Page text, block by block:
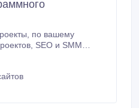
вашему
и креативный